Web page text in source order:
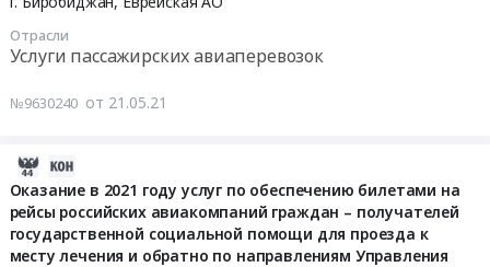
Отрасли
Услуги пассажирских авиаперевозок
№9630240 от 21.05.21
Оказание в 2021 году услуг по обеспечению билетами на
рейсы российских авиакомпаний граждан – получателей
государственной социальной помощи для проезда к
месту лечения и обратно по направлениям Управления